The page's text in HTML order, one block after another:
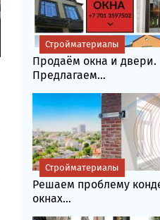
Продаём окна и двери.
Предлагаем...
Стройматериалы
Решаем проблему
окнах...
Стройматериалы